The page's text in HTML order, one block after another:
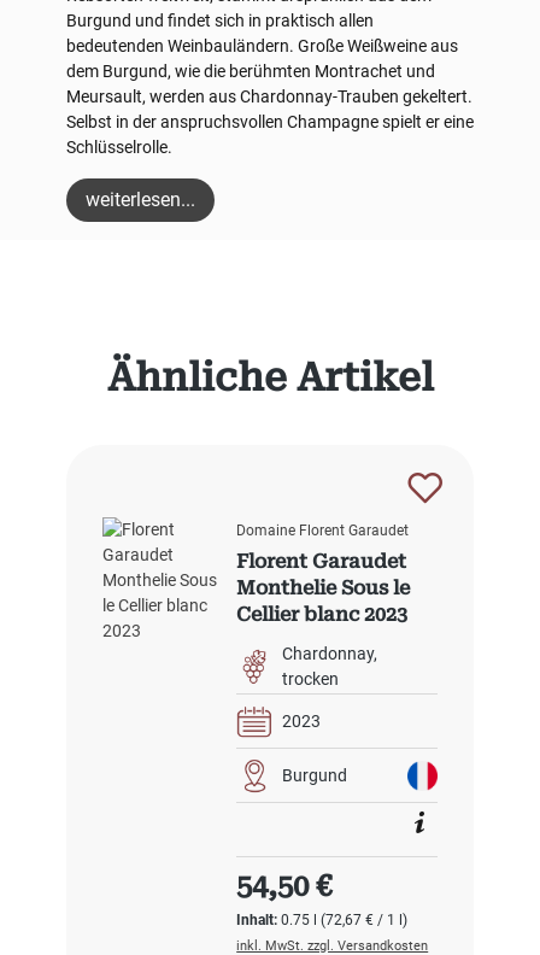
Produktgalerie überspringen
Ähnliche Artikel
Domaine Florent Garaudet
Florent Garaudet
Monthelie Sous le
Cellier blanc 2023
Chardonnay
trocken
2023
Burgund
Inhalt:0.75 l(72,67 € / 1 l)
Regulärer Preis:
54,50 €
inkl. MwSt. zzgl. Versandkosten
Burgund und findet sich in praktisch allen
bedeutenden Weinbauländern. Große Weißweine aus
dem Burgund, wie die berühmten Montrachet und
Meursault, werden aus Chardonnay-Trauben gekeltert.
Selbst in der anspruchsvollen Champagne spielt er eine
Schlüsselrolle.
weiterlesen...